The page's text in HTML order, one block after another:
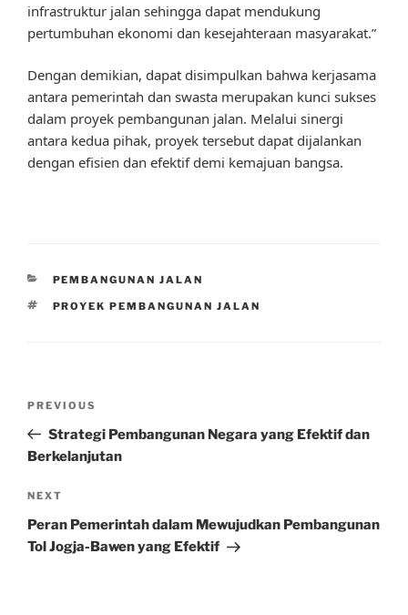
infrastruktur jalan sehingga dapat mendukung
pertumbuhan ekonomi dan kesejahteraan masyarakat.”
Dengan demikian, dapat disimpulkan bahwa kerjasama
antara pemerintah dan swasta merupakan kunci sukses
dalam proyek pembangunan jalan. Melalui sinergi
antara kedua pihak, proyek tersebut dapat dijalankan
dengan efisien dan efektif demi kemajuan bangsa.
CATEGORIES
PEMBANGUNAN JALAN
TAGS
PROYEK PEMBANGUNAN JALAN
Previous
Post
PREVIOUS
Strategi Pembangunan Negara yang Efektif dan
Berkelanjutan
Next
Post
NEXT
Peran Pemerintah dalam Mewujudkan Pembangunan
Tol Jogja-Bawen yang Efektif